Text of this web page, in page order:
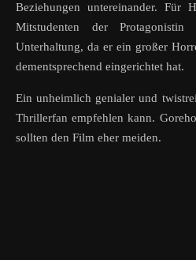
Beziehungen untereinander. Für
Mitstudenten der
Unterhaltung, da er ein großer
dementsprechend eingerichtet hat.
Ein unheimlich genialer und
Thrillerfan empfehlen kann.
sollten den Film eher meiden.